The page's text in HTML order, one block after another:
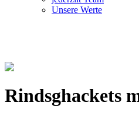
Unsere Werte
Rindsghackets